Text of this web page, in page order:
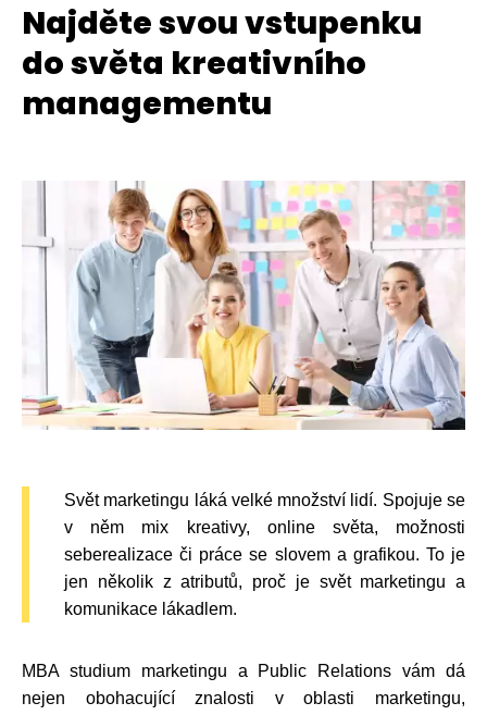
Najděte svou vstupenku
do světa kreativního
managementu
Svět marketingu láká velké množství lidí. Spojuje se
v něm mix kreativy, online světa, možnosti
seberealizace či práce se slovem a grafikou. To je
jen několik z atributů, proč je svět marketingu a
komunikace lákadlem.
MBA studium marketingu a Public Relations vám dá
nejen obohacující znalosti v oblasti marketingu,